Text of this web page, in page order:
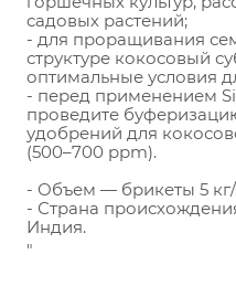
садовых растений;
- для проращивания
структуре кокосовый
оптимальные условия
- перед применением
проведите
удобрений для
(500–700 ppm).
- Объем — брикеты 5 кг/
- Страна
Индия.
"